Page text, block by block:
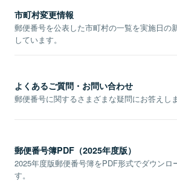
市町村変更情報
郵便番号を公表した市町村の一覧を実施日の
しています。
よくあるご質問・お問い合わせ
郵便番号に関するさまざまな疑問にお答えしま
郵便番号簿PDF（2025年度版）
2025年度版郵便番号簿をPDF形式でダウンロ
す。